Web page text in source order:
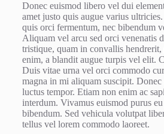
Donec euismod libero vel dui
amet justo quis augue varius
quis orci fermentum, nec bibendum
Aliquam vel arcu sed orci venenatis
tristique, quam in convallis hendrerit,
enim, a blandit augue turpis vel elit.
Duis vitae urna vel orci commodo
magna in mi aliquam suscipit. Donec
luctus tempor. Etiam non enim ac
interdum. Vivamus euismod purus
bibendum. Sed vehicula volutpat
tellus vel lorem commodo laoreet.